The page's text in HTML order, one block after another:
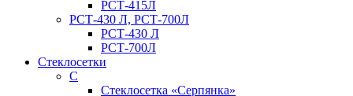
РСТ-415Л
РСТ-430 Л, РСТ-700Л
РСТ-430 Л
РСТ-700Л
Стеклосетки
С
Стеклосетка «Серпянка»